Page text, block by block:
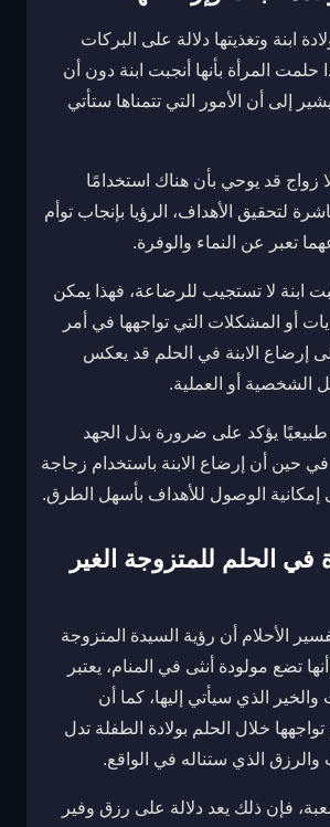
ابنة وتغذيتها دلالة على البركات
حلمت المرأة بأنها أنجبت ابنة دون أن
إلى أن الأمور التي تتمناها ستأتي
بلا زواج قد يوحي بأن هناك استخدامًا
لتحقيق الأهداف، الرؤيا بإنجاب توأم
تعبر عن النماء والوفرة.
ابنة لا تستجيب للرضاعة، فهذا يمكن
أو المشكلات التي تواجهها في أمر
إرضاع الابنة في الحلم قد يعكس
الشخصية أو العملية.
طبيعيًا يؤكد على ضرورة بذل الجهد
حين أن إرضاع الابنة باستخدام زجاجة
إمكانية الوصول للأهداف بأسهل الطرق.
في الحلم للمتزوجة الغير
الأحلام أن رؤية السيدة المتزوجة
تضع مولودة أنثى في المنام، يعتبر
والخير الذي سيأتي إليها، كما أن
خلال الحلم بولادة الطفلة تدل
الذي ستناله في الواقع.
فإن ذلك يعد دلالة على رزق وفير